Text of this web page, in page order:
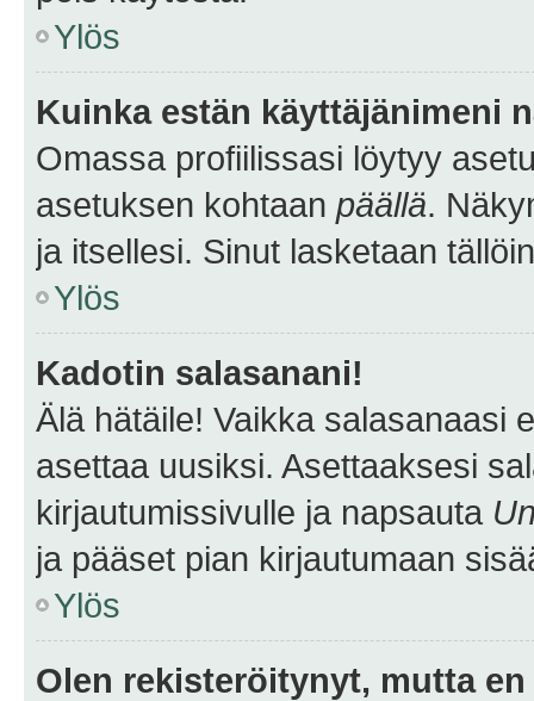
Ylös
Kuinka estän käyttäjänimeni
Omassa profiilissasi löytyy
asetuksen kohtaan päällä.
ja itsellesi. Sinut lasketaan
Ylös
Kadotin salasanani!
Älä hätäile! Vaikka salasanaasi
asettaa uusiksi. Asettaaksesi
kirjautumissivulle ja napsauta
ja pääset pian kirjautumaan
Ylös
Olen rekisteröitynyt, mutta